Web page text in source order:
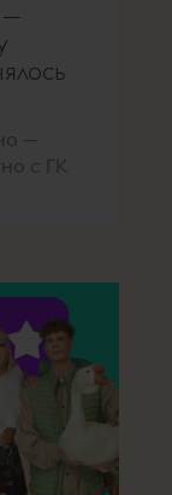
—
—
с ГК